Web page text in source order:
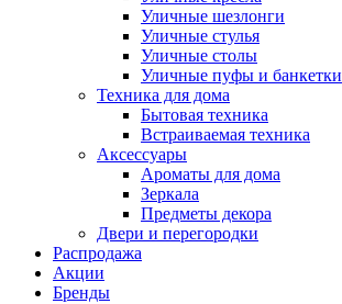
Уличные шезлонги
Уличные стулья
Уличные столы
Уличные пуфы и банкетки
Техника для дома
Бытовая техника
Встраиваемая техника
Аксессуары
Ароматы для дома
Зеркала
Предметы декора
Двери и перегородки
Распродажа
Акции
Бренды